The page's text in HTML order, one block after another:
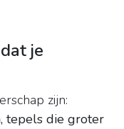
je
zijn:
tepels die groter